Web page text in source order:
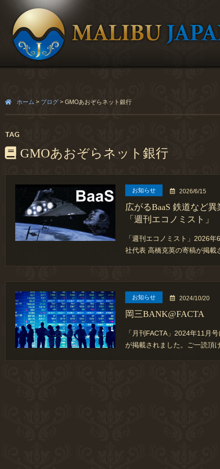
ホーム > ブログ > GMOあおぞらネット銀行
TAG
GMOあおぞらネット銀行
お知らせ 2026/6/15
広がるBaaS 鉄道など
「週刊エコノミスト」
「週刊エコノミスト」2026
社代表 高橋克英の寄稿が掲
お知らせ 2024/10/20
岡三BANK@FACTA
「月刊FACTA」2024年11月
が掲載されました。ご一読頂